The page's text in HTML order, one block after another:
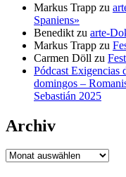
Markus Trapp zu
Spaniens»
Benedikt zu arte-
Markus Trapp zu
Carmen Döll zu
Pódcast Exigencias
domingos –
Sebastián 2025
Archiv
Archiv